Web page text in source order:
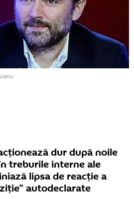
dur după noile
treburile interne ale
lipsa de reacție a
autodeclarate